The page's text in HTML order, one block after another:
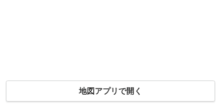
地図アプリで開く